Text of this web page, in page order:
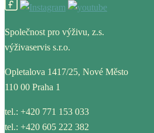
Společnost pro výživu, z.s.
výživaservis s.r.o.
Opletalova 1417/25, Nové Město
110 00 Praha 1
tel.: +420 771 153 033
tel.: +420 605 222 382